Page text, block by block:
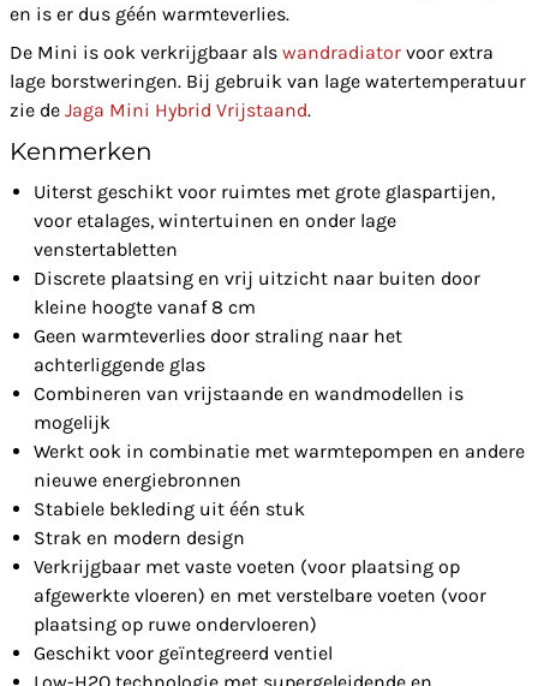
en is er dus géén warmteverlies.
De Mini is ook verkrijgbaar als wandradiator voor extra
lage borstweringen. Bij gebruik van lage watertemperatuur
zie de Jaga Mini Hybrid Vrijstaand.
Kenmerken
Uiterst geschikt voor ruimtes met grote glaspartijen,
voor etalages, wintertuinen en onder lage
venstertabletten
Discrete plaatsing en vrij uitzicht naar buiten door
kleine hoogte vanaf 8 cm
Geen warmteverlies door straling naar het
achterliggende glas
Combineren van vrijstaande en wandmodellen is
mogelijk
Werkt ook in combinatie met warmtepompen en andere
nieuwe energiebronnen
Stabiele bekleding uit één stuk
Strak en modern design
Verkrijgbaar met vaste voeten (voor plaatsing op
afgewerkte vloeren) en met verstelbare voeten (voor
plaatsing op ruwe ondervloeren)
Geschikt voor geïntegreerd ventiel